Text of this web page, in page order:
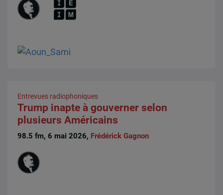
Entrevues radiophoniques
Trump inapte à gouverner selon
plusieurs Américains
98.5 fm, 6 mai 2026, Frédérick Gagnon